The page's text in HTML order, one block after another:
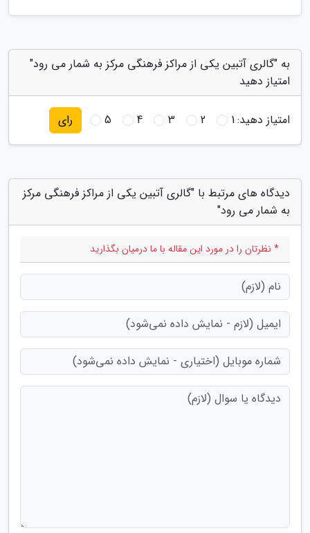
به "گالری آتبین یکی از مراکز فرهنگی مرکز به شمار می رود"
امتیاز دهید
امتیاز دهید:1
2
3
4
5 رای
دیدگاه های مرتبط با "گالری آتبین یکی از مراکز فرهنگی مرکز
به شمار می رود"
* نظرتان را در مورد این مقاله با ما درمیان بگذارید